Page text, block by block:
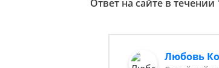
Ответ на сайте в
Любовь